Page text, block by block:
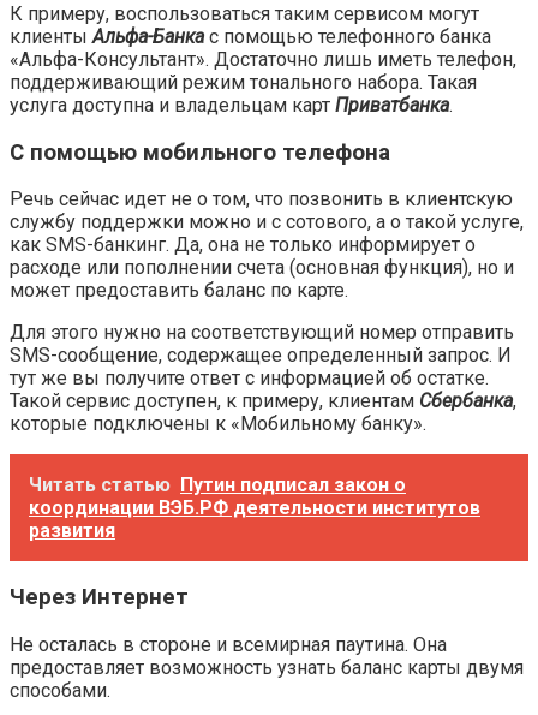
К примеру, воспользоваться таким сервисом могут
клиентыАльфа-Банка с помощью телефонного банка
«Альфа-Консультант». Достаточно лишь иметь телефон,
поддерживающий режим тонального набора. Такая
услуга доступна и владельцам карт Приватбанка.
С помощью мобильного телефона
Речь сейчас идет не о том, что позвонить в клиентскую
службу поддержки можно и с сотового, а о такой услуге,
как SMS-банкинг. Да, она не только информирует о
расходе или пополнении счета (основная функция), но и
может предоставить баланс по карте.
Для этого нужно на соответствующий номер отправить
SMS-сообщение, содержащее определенный запрос. И
тут же вы получите ответ с информацией об остатке.
Такой сервис доступен, к примеру, клиентам Сбербанка,
которые подключены к «Мобильному банку».
Читать статью Путин подписал закон о
координации ВЭБ.РФ деятельности институтов
развития
Через Интернет
Не осталась в стороне и всемирная паутина. Она
предоставляет возможность узнать баланс карты двумя
способами.